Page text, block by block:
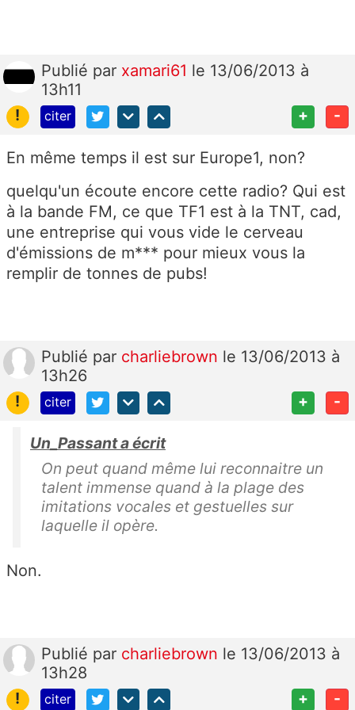
Publié par xamari61 le 13/06/2013 à
13h11
!
citer + -
En même temps il est sur Europe1, non?
quelqu'un écoute encore cette radio? Qui est
à la bande FM, ce que TF1 est à la TNT, cad,
une entreprise qui vous vide le cerveau
d'émissions de m*** pour mieux vous la
remplir de tonnes de pubs!
Publié par charliebrown le 13/06/2013 à
13h26
!
citer + -
Un_Passant a écrit
On peut quand même lui reconnaitre un
talent immense quand à la plage des
imitations vocales et gestuelles sur
laquelle il opère.
Non.
Publié par charliebrown le 13/06/2013 à
13h28
!
citer + -